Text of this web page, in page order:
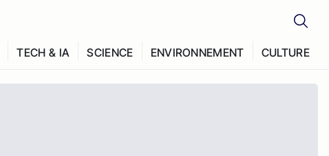
TECH & IA SCIENCE ENVIRONNEMENT CULTURE